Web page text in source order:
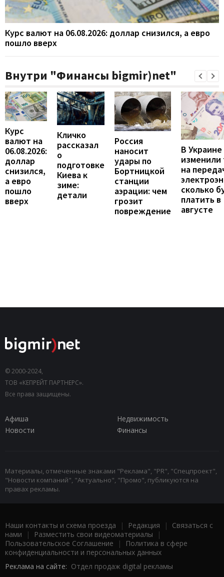
Курс валют на 06.08.2026: доллар снизился, а евро
пошло вверх
Внутри "Финансы bigmir)net"
Курс
валют на
06.08.2026:
доллар
снизился,
а евро
пошло
вверх
Кличко
рассказал
о
подготовке
Киева к
зиме:
детали
Россия
наносит
удары по
Бортницкой
станции
аэрации: чем
грозит
повреждение
В Украине
на
сколько
платить в
августе
© 2000-2024,
ТОВ «КЕПРЕЙТ ПАРТНЕРС».
Все права защищены.
Афиша
Недвижимость
Новости
Финансы
Материалы, отмеченные знаками "Реклама", "PR", "Спецпроект",
"Новости компаний", "Актуально", "Промо", публикуются на
правах рекламы.
Наши контакты и схема проезда | Редакция | Связаться с
нами | Разместить свои видеоматериалы |
Пользовательское Соглашение |
Политика в сфере
конфиденциальности и персональных данных
Реклама на сайте: Отдел продаж digital рекламы